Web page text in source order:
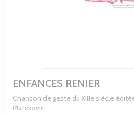
ENFANCES RENIER
Chanson de geste du XIIIe siècle
Marekovic